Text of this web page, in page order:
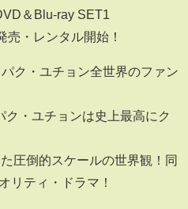
＆Blu-ray SET1
売・レンタル開始！
ク・ユチョン全世界のファン
・ユチョンは史上最高にク
圧倒的スケールの世界観！同
リティ・ドラマ！